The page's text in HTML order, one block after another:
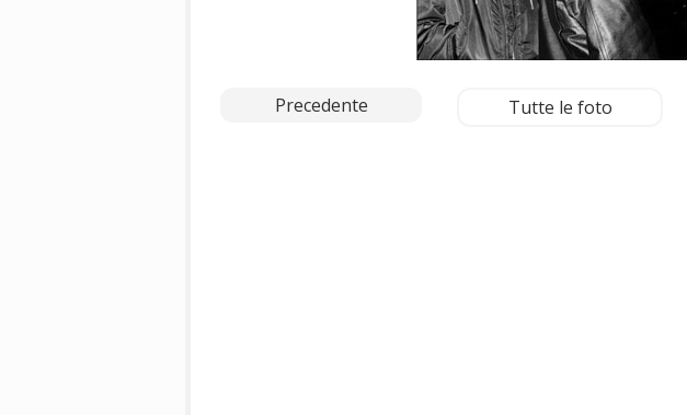
Precedente Tutte le foto